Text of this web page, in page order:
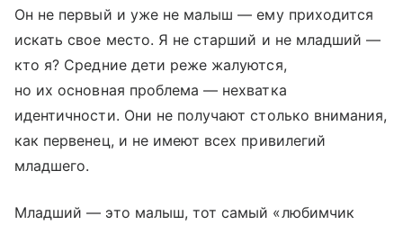
Он не первый и уже не малыш — ему приходится
искать свое место. Я не старший и не младший —
кто я? Средние дети реже жалуются,
но их основная проблема — нехватка
идентичности. Они не получают столько внимания,
как первенец, и не имеют всех привилегий
младшего.
Младший — это малыш, тот самый «любимчик